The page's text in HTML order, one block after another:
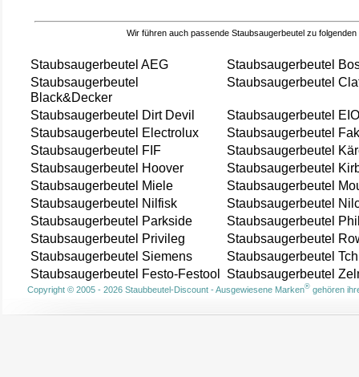
Wir führen auch passende Staubsaugerbeutel zu folgenden
Staubsaugerbeutel AEG
Staubsaugerbeutel
Staubsaugerbeutel
Black&Decker
Staubsaugerbeutel
Staubsaugerbeutel Dirt Devil
Staubsaugerbeutel
Staubsaugerbeutel Electrolux
Staubsaugerbeutel
Staubsaugerbeutel FIF
Staubsaugerbeutel
Staubsaugerbeutel Hoover
Staubsaugerbeutel
Staubsaugerbeutel Miele
Staubsaugerbeutel
Staubsaugerbeutel Nilfisk
Staubsaugerbeutel
Staubsaugerbeutel Parkside
Staubsaugerbeutel
Staubsaugerbeutel Privileg
Staubsaugerbeutel
Staubsaugerbeutel Siemens
Staubsaugerbeutel
Staubsaugerbeutel Festo-Festool
Staubsaugerbeutel
Copyright © 2005 - 2026 Staubbeutel-Discount - Ausgewiesene Marken®gehören